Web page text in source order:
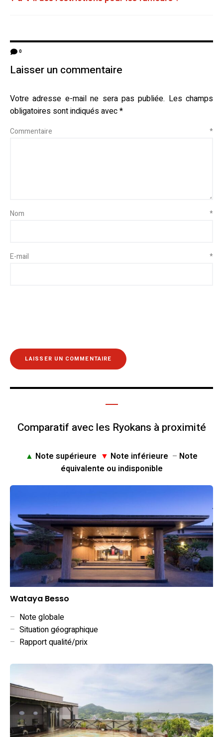
0
Laisser un commentaire
Votre adresse e-mail ne sera pas publiée. Les champs
obligatoires sont indiqués avec*
Commentaire *
Nom *
E-mail *
Comparatif avec les Ryokans à proximité
▲ Note supérieure ▼ Note inférieure – Note
équivalente ou indisponible
Wataya Besso
– Note globale
– Situation géographique
– Rapport qualité/prix